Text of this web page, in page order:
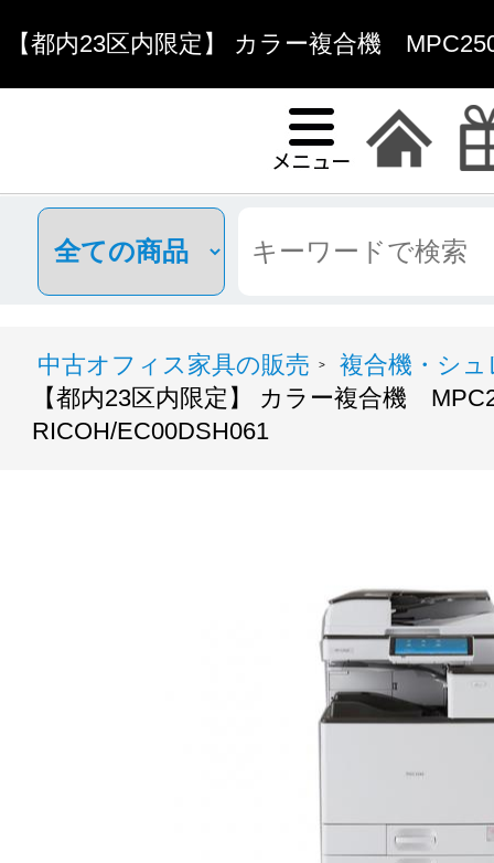
【都内23区内限定】 カラー複合機
中古オフィス家具の販売 >
複合機・シ
【都内23区内限定】 カラー複合機
RICOH/EC00DSH061